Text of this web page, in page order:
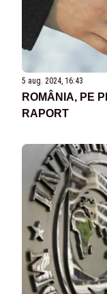
5 aug. 2024, 16:43
ROMÂNIA, PE
RAPORT